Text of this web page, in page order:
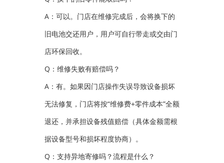
A：可以。门店在维修完成后，会将换下的
旧电池交还用户，用户可自行带走或交由门
店环保回收。
Q：维修失败有赔偿吗？
A：有。如果因门店操作失误导致设备损坏
无法修复，门店将按“维修费+零件成本”全额
退还，并承担设备残值赔偿（具体金额需根
据设备型号和损坏程度协商）。
Q：支持异地寄修吗？流程是什么？